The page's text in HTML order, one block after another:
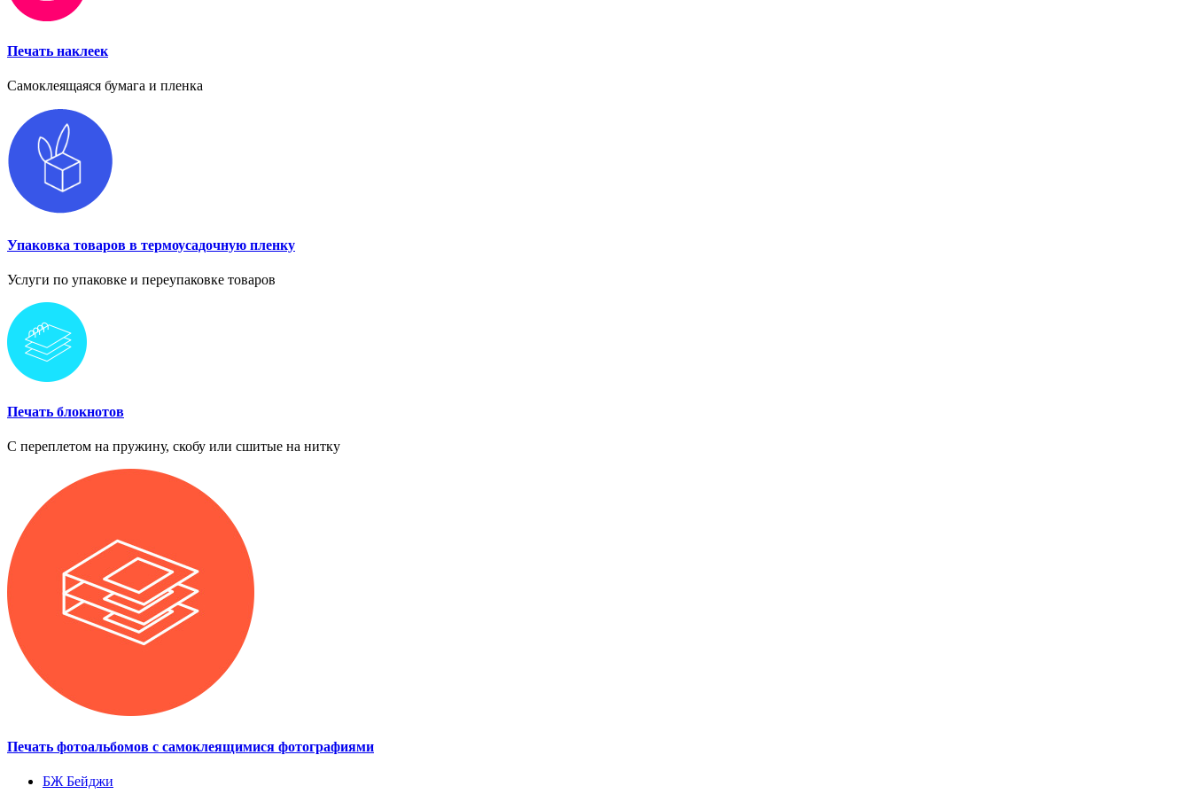
Печать наклеек
Самоклеящаяся бумага и пленка
Упаковка товаров в термоусадочную пленку
Услуги по упаковке и переупаковке товаров
Печать блокнотов
С переплетом на пружину, скобу или сшитые на нитку
Печать фотоальбомов с самоклеящимися фотографиями
БЖ Бейджи